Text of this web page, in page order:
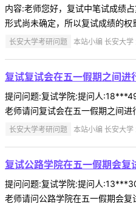
内容:老师您好，复试中笔试成绩
形式尚未确定，所以复试成绩的权
长安大学考研问题 本站小编 长安大
复试复试会在五一假期之间进
提问问题:复试学院:提问人
老师请问复试会在五一假期之间进
长安大学考研问题 本站小编 长安大
复试公路学院在五一假期会复
提问问题:复试学院:提问人
老师请问公路学院在五一假期会复